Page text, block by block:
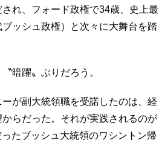
れ、フォード政権で34歳、史上最
ッシュ政権）と次々に大舞台を踏
暗躍〟ぶりだろう。
が副大統領職を受諾したのは、経
らだった。それが実践されるのが
たブッシュ大統領のワシントン帰